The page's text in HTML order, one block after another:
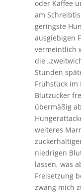
oder Kaffee
am
geringste
ausgiebigen
vermeintlich
die
Stunden
Frühstück im
Blutzucker
übermäßig
weiteres
niedrigen
lassen, was
Freisetzung
zwang mich